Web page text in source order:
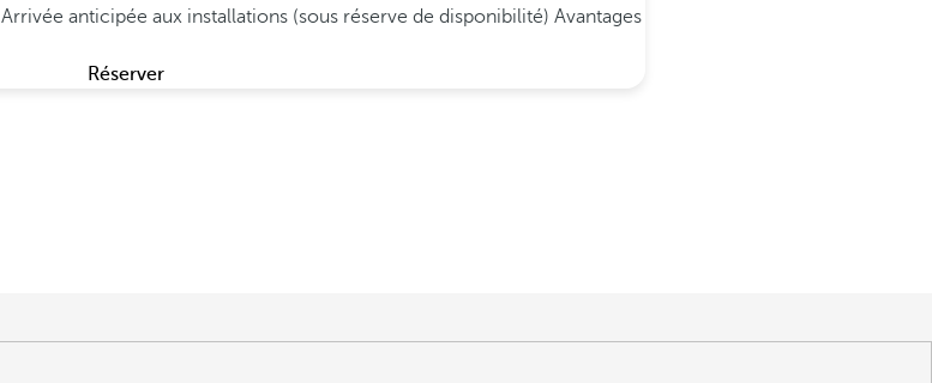
Arrivée anticipée aux installations (sous réserve de disponibilité) Avantages
Réserver